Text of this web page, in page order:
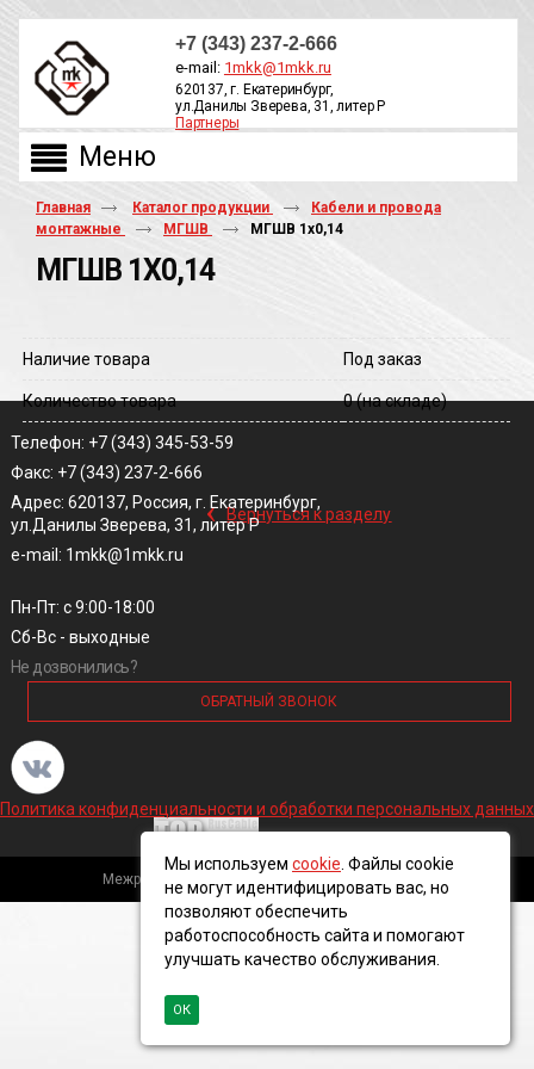
+7 (343) 237-2-666
e-mail: 1mkk@1mkk.ru
620137, г. Екатеринбург,
ул.Данилы Зверева, 31, литер Р
Партнеры
Главная Каталог продукции
Кабели и провода
монтажные
МГШВ МГШВ 1х0,14
МГШВ 1Х0,14
Наличие товара Под заказ
Количество товара 0(на складе)
‹ Вернуться к разделу
Телефон: +7 (343) 345-53-59
Факс: +7 (343) 237-2-666
Адрес: 620137, Россия, г. Екатеринбург,
ул.Данилы Зверева, 31, литер Р
e-mail: 1mkk@1mkk.ru
Пн-Пт: с 9:00-18:00
Сб-Вс - выходные
Не дозвонились?
ОБРАТНЫЙ ЗВОНОК
Политика конфиденциальности и обработки персональных данных
Межрегиональная кабельная компания, 2016 ©
Мы используем cookie . Файлы cookie
не могут идентифицировать вас, но
позволяют обеспечить
работоспособность сайта и помогают
улучшать качество обслуживания.
ОК